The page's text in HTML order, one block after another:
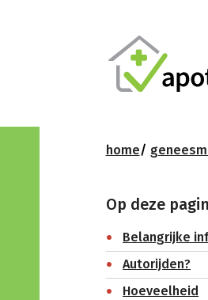
home
Op deze
Belangrijke
Autorijden?
Hoeveelheid